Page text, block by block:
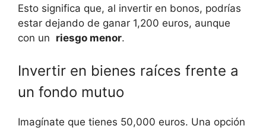
Esto ‍significa ‌que, al invertir en bonos, podrías
estar dejando de ganar 1,200 euros, aunque
con un ⁢ riesgo menor.
Invertir‍ en bienes raíces frente a
un fondo mutuo
Imagínate que tienes 50,000 ⁢euros. Una opción